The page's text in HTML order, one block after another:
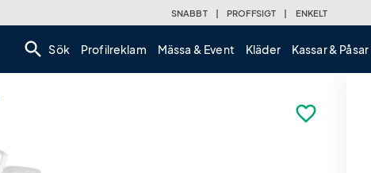
SNABBT | PROFFSIGT | ENKELT
search Sök Profilreklam Mässa & Event Kläder Kassar & Påsar
favorite_border